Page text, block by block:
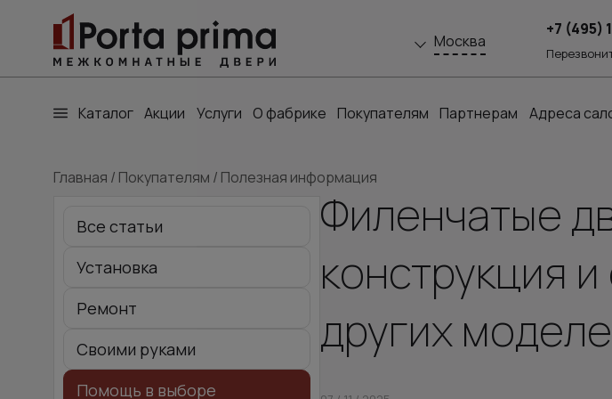
Москва
+7 (495)
Каталог Акции Услуги О фабрике Покупателям Партнерам Адреса
Главная / Покупателям / Полезная информация
Все статьи
Установка
Ремонт
Своими руками
Помощь в выборе
Филенчатые
конструкция
других